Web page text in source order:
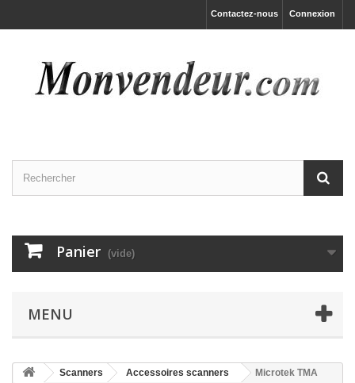
Connexion
Contactez-nous
Panier (vide)
MENU
Scanners Accessoires scanners
Microtek TMA